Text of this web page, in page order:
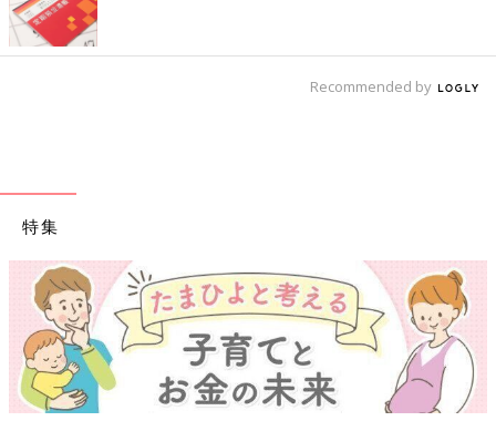
Recommended by
特集